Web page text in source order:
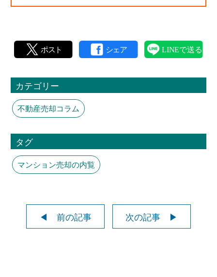
カテゴリー
不動産売却コラム
タグ
マンション売却の内覧
◀ 前の記事 次の記事 ▶